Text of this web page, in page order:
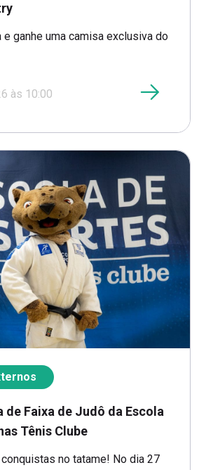
e ganhe uma camisa exclusiva do
às 10:00
de Faixa de Judô da Escola
Tênis Clube
no tatame! No dia 27